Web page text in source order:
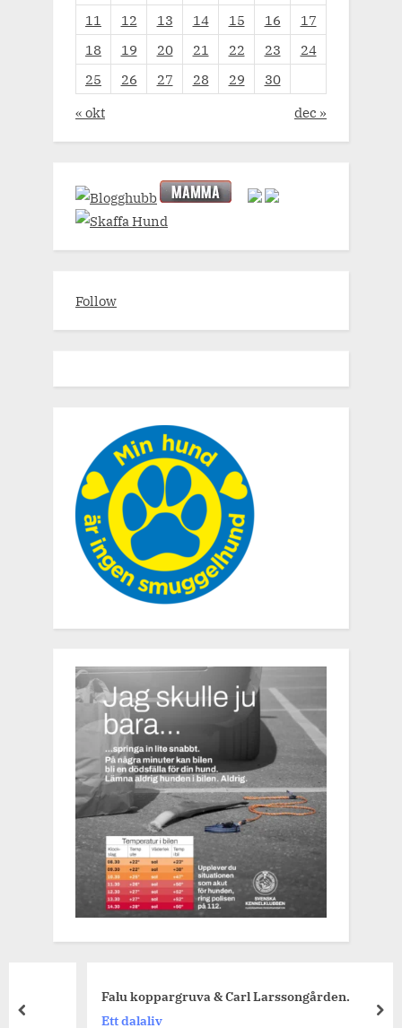
11
12 13 14 15 16
17
18
19 20 21 22 23
24
25
26 27 28 29
30
« okt
dec »
Follow
Falu koppargruva & Carl Larssongården.
Ett dalaliv
prev